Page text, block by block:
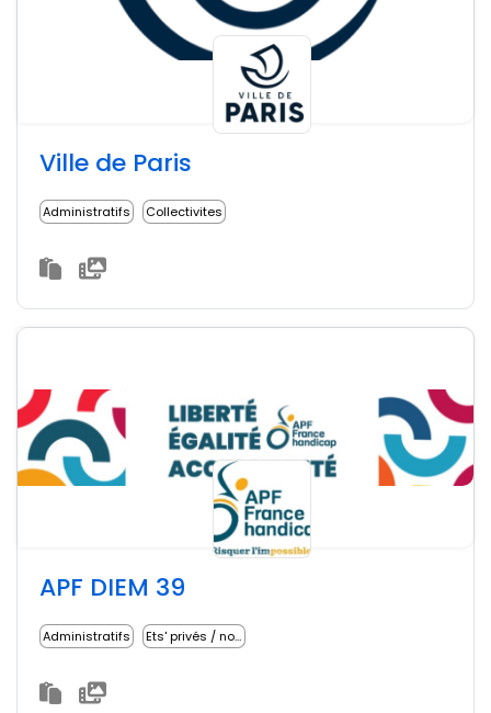
Ville de Paris
Administratifs Collectivites
APF DIEM 39
Administratifs Ets' privés / non lucratifs